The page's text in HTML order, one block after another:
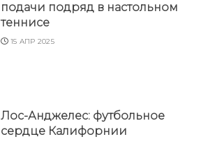
подачи подряд в настольном
теннисе
15 АПР 2025
Лос-Анджелес: футбольное
сердце Калифорнии